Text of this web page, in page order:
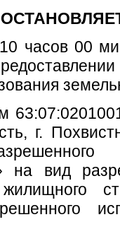
часов 00
г.
на вид